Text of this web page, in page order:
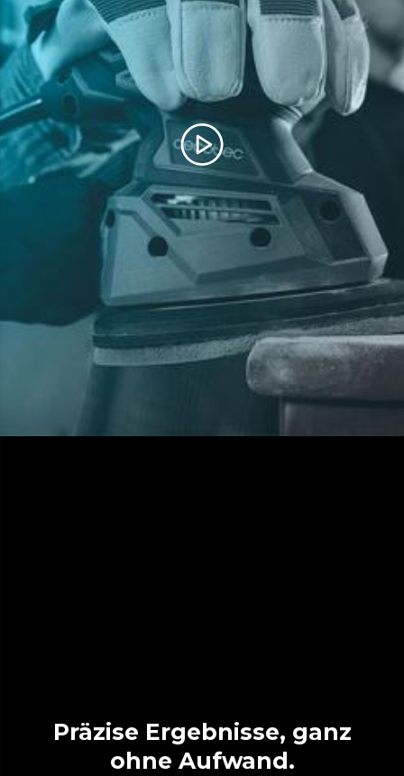
Präzise Ergebnisse, ganz
ohne Aufwand.